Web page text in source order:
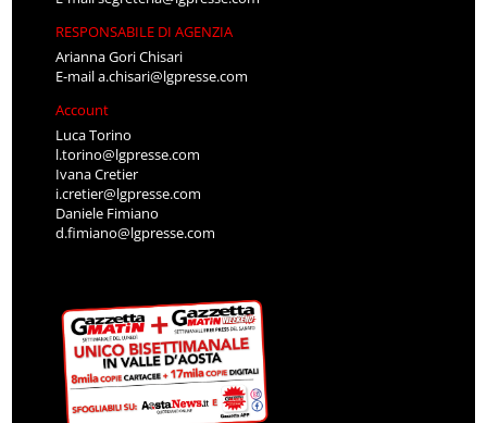
RESPONSABILE DI AGENZIA
Arianna Gori Chisari
E-maila.chisari@lgpresse.com
Account
Luca Torino
l.torino@lgpresse.com
Ivana Cretier
i.cretier@lgpresse.com
Daniele Fimiano
d.fimiano@lgpresse.com